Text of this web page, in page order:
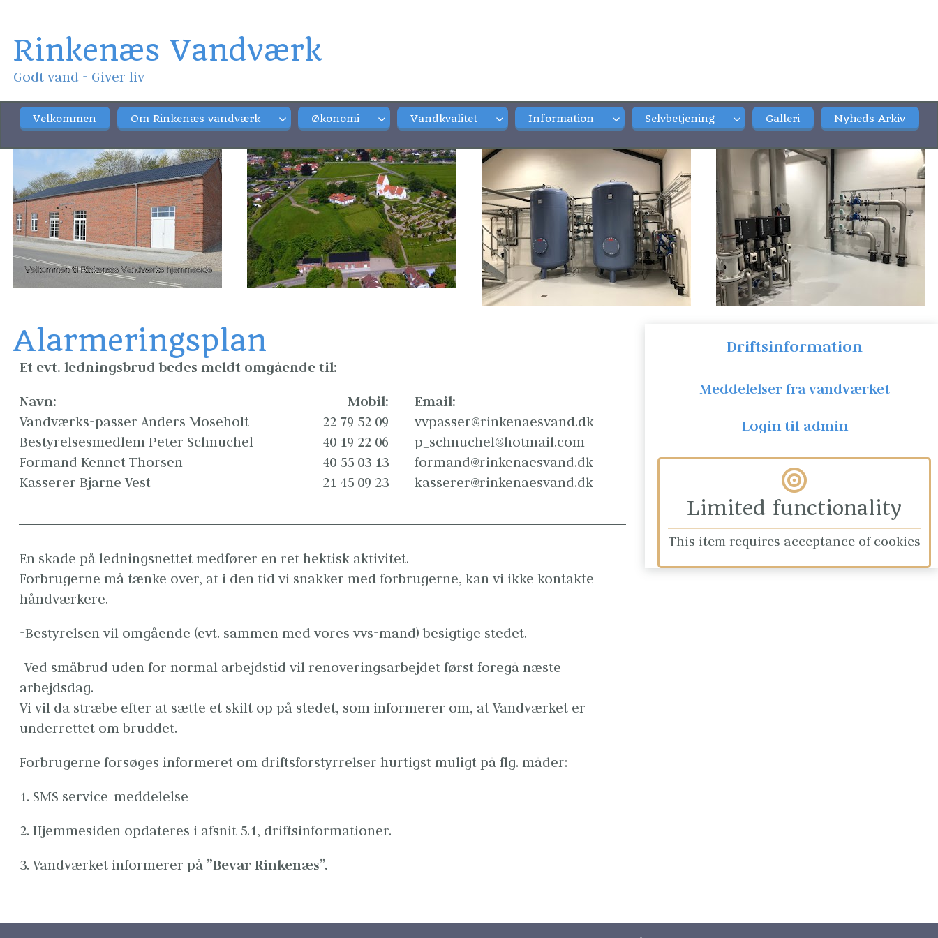
Rinkenæs Vandværk
Godt vand - Giver liv
Velkommen Om Rinkenæs vandværk Økonomi Vandkvalitet Information Selvbetjening Galleri Nyheds Arkiv
Alarmeringsplan
Et evt. ledningsbrud bedes meldt omgående til:
Navn:
Vandværks-passer Anders Moseholt
Bestyrelsesmedlem Peter Schnuchel
Formand Kennet Thorsen
Kasserer Bjarne Vest
Mobil:
22 79 52 09
40 19 22 06
40 55 03 13
  21 45 09 23
Email:
vvpasser@rinkenaesvand.dk
p_schnuchel@hotmail.com
formand@rinkenaesvand.dk
kasserer@rinkenaesvand.dk
En skade på ledningsnettet medfører en ret hektisk aktivitet.
Forbrugerne må tænke over, at i den tid vi snakker med forbrugerne, kan vi ikke kontakte
håndværkere.
-Bestyrelsen vil omgående (evt. sammen med vores vvs-mand) besigtige stedet.
-Ved småbrud uden for normal arbejdstid vil renoveringsarbejdet først foregå næste
arbejdsdag.
Vi vil da stræbe efter at sætte et skilt op på stedet, som informerer om, at Vandværket er
underrettet om bruddet.
Forbrugerne forsøges informeret om driftsforstyrrelser hurtigst muligt på flg. måder:
1. SMS service-meddelelse
2. Hjemmesiden opdateres i afsnit 5.1, driftsinformationer.
3. Vandværket informerer på ”Bevar Rinkenæs”.
Driftsinformation
Meddelelser fra vandværket
Login til admin
Limited functionality
This item requires acceptance of cookies